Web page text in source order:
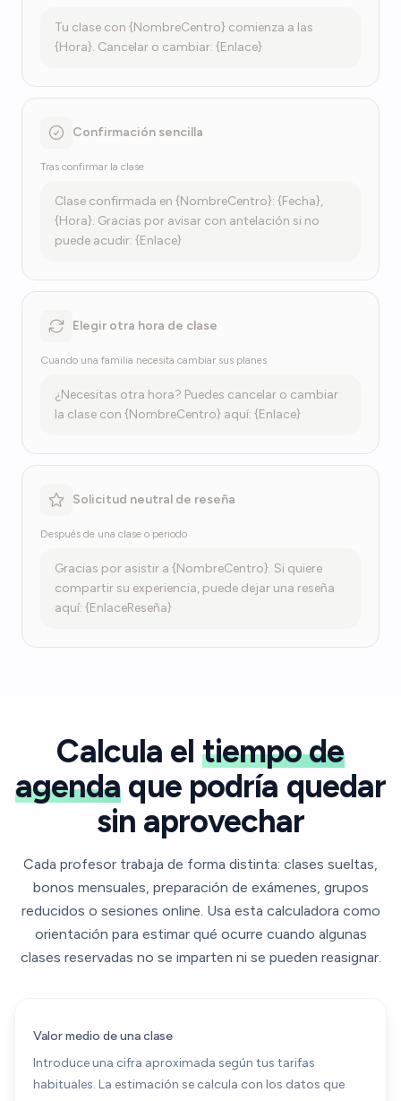
Tu clase con {NombreCentro} comienza a las
{Hora}. Cancelar o cambiar: {Enlace}
Confirmación sencilla
Tras confirmar la clase
Clase confirmada en {NombreCentro}: {Fecha},
{Hora}. Gracias por avisar con antelación si no
puede acudir: {Enlace}
Elegir otra hora de clase
Cuando una familia necesita cambiar sus planes
¿Necesitas otra hora? Puedes cancelar o cambiar
la clase con {NombreCentro} aquí: {Enlace}
Solicitud neutral de reseña
Después de una clase o periodo
Gracias por asistir a {NombreCentro}. Si quiere
compartir su experiencia, puede dejar una reseña
aquí: {EnlaceReseña}
Calcula el tiempo de
agenda que podría quedar
sin aprovechar
Cada profesor trabaja de forma distinta: clases sueltas,
bonos mensuales, preparación de exámenes, grupos
reducidos o sesiones online. Usa esta calculadora como
orientación para estimar qué ocurre cuando algunas
clases reservadas no se imparten ni se pueden reasignar.
Valor medio de una clase
Introduce una cifra aproximada según tus tarifas
habituales. La estimación se calcula con los datos que